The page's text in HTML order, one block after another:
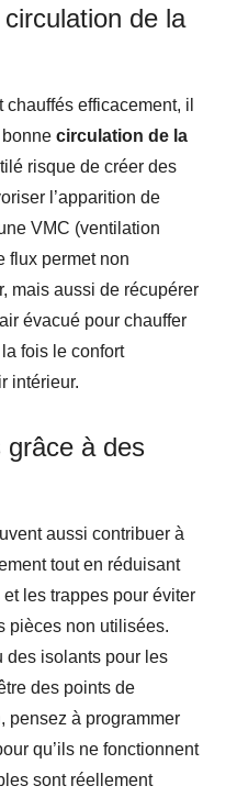
de la
efficacement, il
circulation de la
risque de créer des
l’apparition de
VMC (ventilation
flux permet non
mais aussi de récupérer
évacué pour chauffer
fois le confort
intérieur.
grâce à des
aussi contribuer à
tout en réduisant
les trappes pour éviter
pièces non utilisées.
des isolants pour les
des points de
pensez à programmer
qu’ils ne fonctionnent
sont réellement